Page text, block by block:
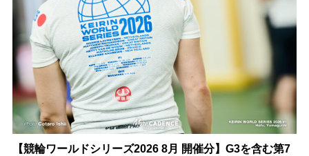
【競輪ワールドシリーズ2026 8月 開催分】G3を含む第7